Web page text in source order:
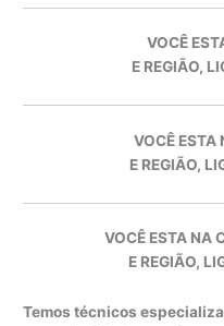
VOCÊ
E REGIÃO,
VOCÊ ESTA
E REGIÃO,
VOCÊ ESTA NA
E REGIÃO,
Temos técnicos